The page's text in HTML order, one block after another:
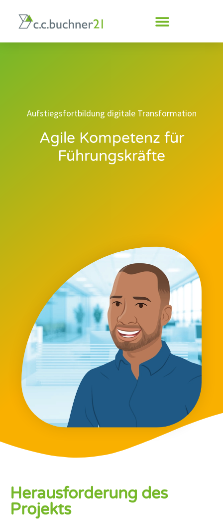
springen
Aufstiegsfortbildung digitale Transformation
Agile Kompetenz für
Führungskräfte
Herausforderung des
Projekts